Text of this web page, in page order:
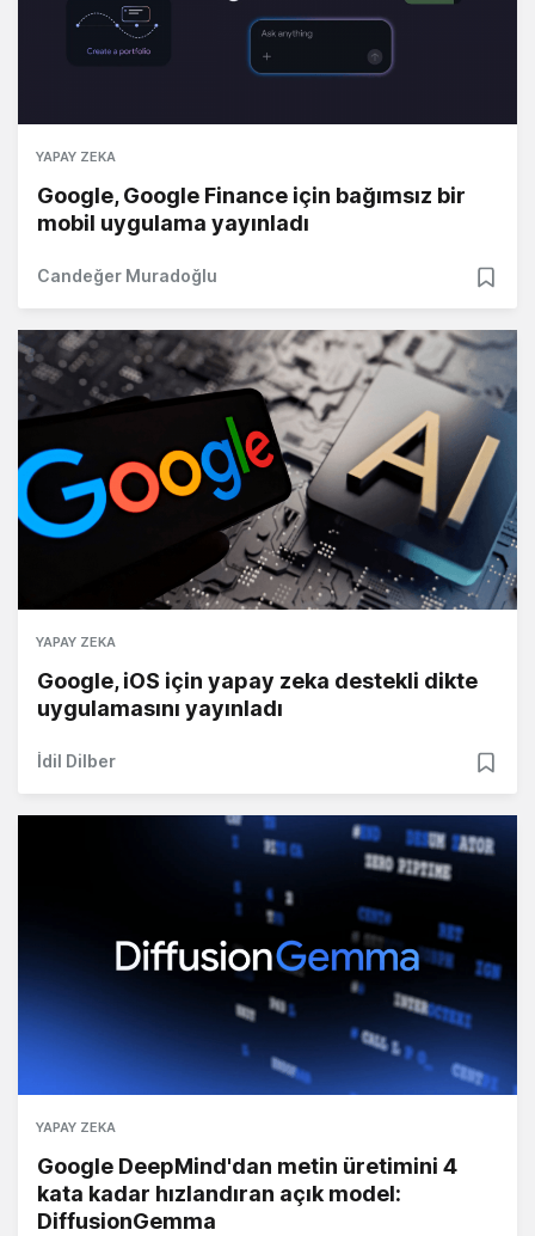
YAPAY ZEKA
Google, Google Finance için bağımsız bir
mobil uygulama yayınladı
Candeğer Muradoğlu
YAPAY ZEKA
Google, iOS için yapay zeka destekli dikte
uygulamasını yayınladı
İdil Dilber
YAPAY ZEKA
Google DeepMind'dan metin üretimini 4
kata kadar hızlandıran açık model:
DiffusionGemma